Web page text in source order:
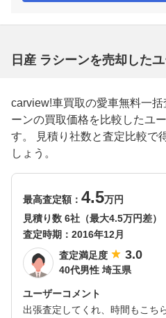
日産 ラシーンを売却した
carview!車買取の愛車無料一
ーンの買取価格を比較したユ
す。 見積り社数と査定比較で
しょう。
最高査定額： 4.5万円
見積り数 6社（最大4.5万円差）
査定時期： 2016年12月
査定満足度
3.0
40代男性 埼玉県
ユーザーコメント
出張査定してくれ、時間もこち